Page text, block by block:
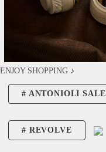
ENJOY SHOPPING ♪
ANTONIOLI SALE
REVOLVE